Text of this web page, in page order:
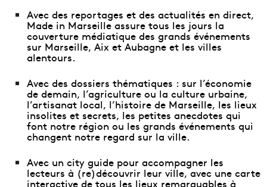
Avec des reportages et des actualités en direct,
Made in Marseille assure tous les jours la
couverture médiatique des grands événements
sur Marseille, Aix et Aubagne et les villes
alentours.
Avec des dossiers thématiques : sur l’économie
de demain, l’agriculture ou la culture urbaine,
l’artisanat local, l’histoire de Marseille, les lieux
insolites et secrets, les petites anecdotes qui
font notre région ou les grands événements qui
changent notre regard sur la ville.
Avec un city guide pour accompagner les
lecteurs à (re)découvrir leur ville, avec une carte
interactive de tous les lieux remarquables à